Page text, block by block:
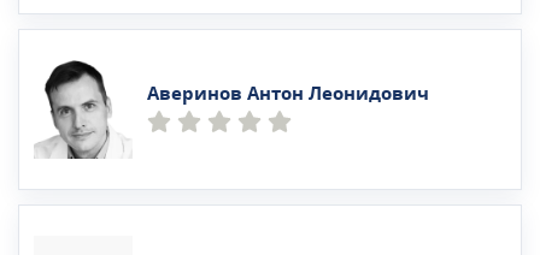
Аверинов Антон Леонидович